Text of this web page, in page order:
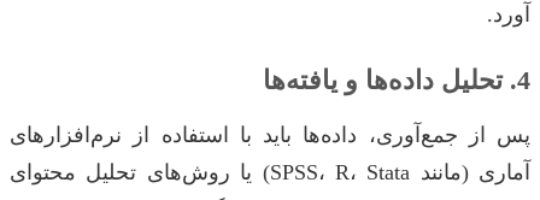
آورد.
4. تحلیل داده‌ها و یافته‌ها
پس از جمع‌آوری، داده‌ها باید با استفاده از نرم‌افزارهای
آماری (مانند SPSS، R، Stata) یا روش‌های تحلیل محتوای